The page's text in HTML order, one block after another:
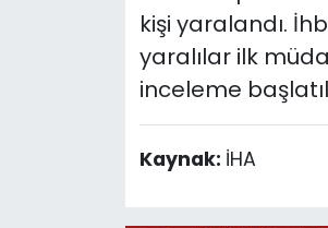
kişi yaralandı.
yaralılar ilk
inceleme
Kaynak: İHA